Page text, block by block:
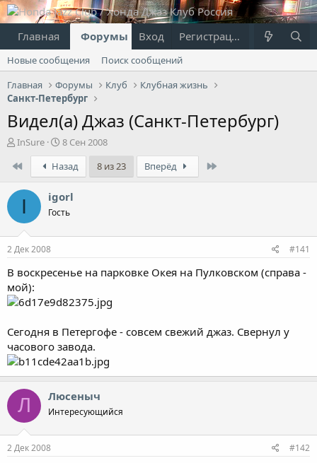
Главная Форумы Что нового?
Вход Регистрация
Новые сообщения
Поиск сообщений
Главная
Форумы Клуб
Клубная жизнь
Санкт-Петербург
Видел(а) Джаз (Санкт-Петербург)
А
т
р
ы
InSure
Д
а
т
а
н
а
ч
8 Сен 2008
Назад 8 из 23 Вперёд
I igorl
Гость
2 Дек 2008 #141
В воскресенье на парковке Окея на Пулковском (справа -
мой):
Сегодня в Петергофе - совсем свежий джаз. Свернул у
часового завода.
Л Люсеныч
Интересующийся
2 Дек 2008 #142